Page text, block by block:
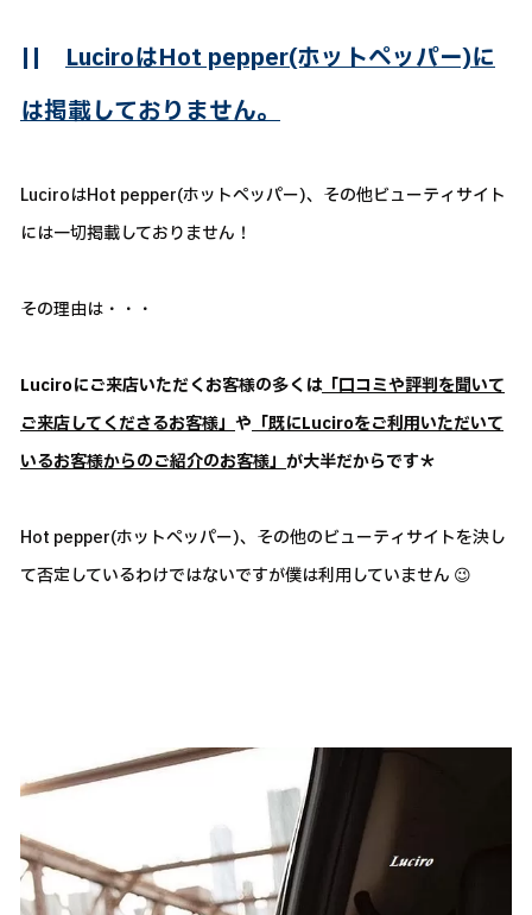
|| LuciroはHot pepper(ホットペッパー)に
は掲載しておりません。
LuciroはHot pepper(ホットペッパー)、その他ビューティサイト
には一切掲載しておりません！
その理由は・・・
Luciroにご来店いただくお客様の多くは「口コミや評判を聞いて
ご来店してくださるお客様」 や 「既にLuciroをご利用いただいて
いるお客様からのご紹介のお客様」 が大半だからです＊
Hot pepper(ホットペッパー)、その他のビューティサイトを決し
て否定しているわけではないですが僕は利用していません 😉